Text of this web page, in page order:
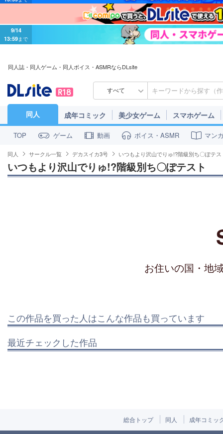
9/14
13:59 まで
同人誌・同人ゲーム・同人ボイス・ASMRならDLsite
すべて
同人 成年コミック 美少女ゲーム スマホゲーム
TOP ゲーム 動画 ボイス・ASMR マン
同人 サークル一覧 デカスイカ3号 いつもより沢山でりゅ!?階級別ち〇ぽテス
いつもより沢山でりゅ!?階級別ち〇ぽテスト
お住いの国・地
この作品を買った人はこんな作品も買っています
最近チェックした作品
総合トップ 同人 成年コミッ